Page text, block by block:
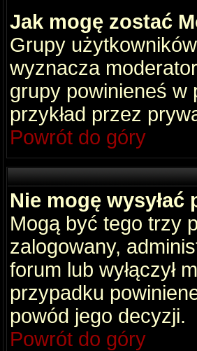
Jak mogę zostać
Grupy
wyznacza
grupy powinieneś w
przykład przez
Powrót do góry
Nie mogę
Mogą być tego trzy
zalogowany,
forum lub wyłączył
przypadku
powód jego decyzji.
Powrót do góry